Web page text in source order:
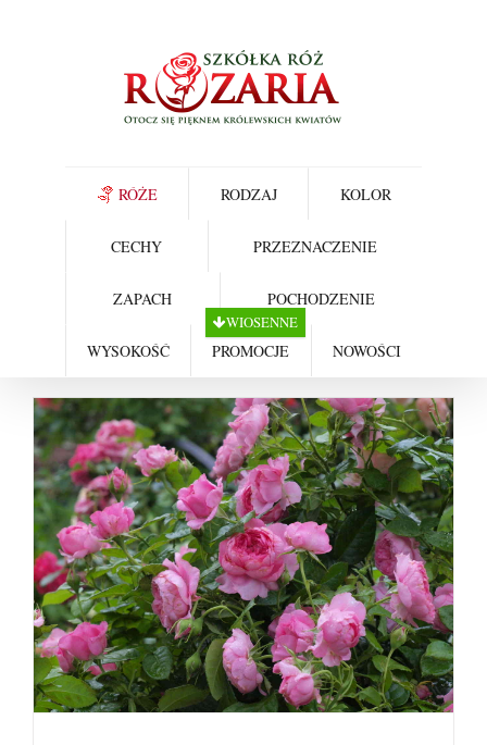
RÓŻE RODZAJ KOLOR
CECHY PRZEZNACZENIE
ZAPACH POCHODZENIE
WYSOKOŚĆ PROMOCJE
WIOSENNE
NOWOŚCI
Róże nieustająco kwitnące –
marzenie każdego ogrodnika